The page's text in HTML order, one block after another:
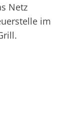
Netz
im